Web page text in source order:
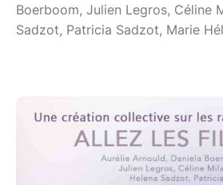
Boerboom, Julien Legros, Céline
Sadzot, Patricia Sadzot, Marie